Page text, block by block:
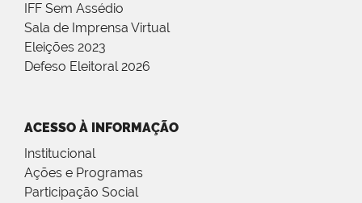
IFF Sem Assédio
Sala de Imprensa Virtual
Eleições 2023
Defeso Eleitoral 2026
ACESSO À INFORMAÇÃO
Institucional
Ações e Programas
Participação Social